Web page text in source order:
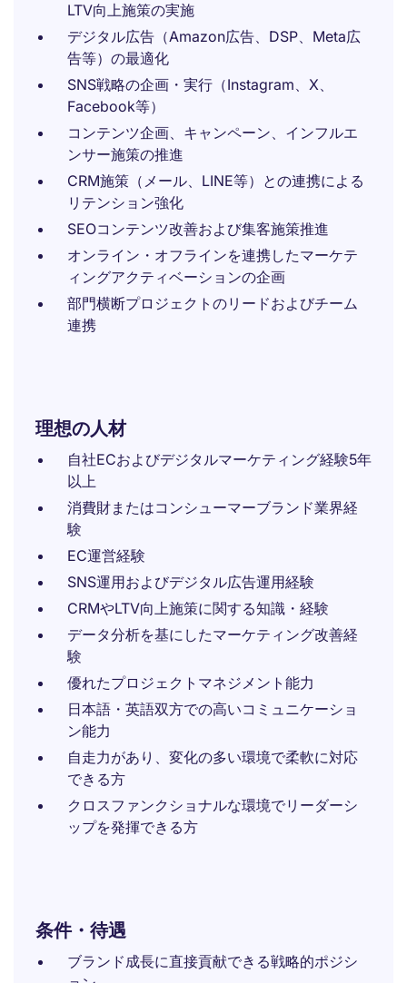
LTV向上施策の実施
デジタル広告（Amazon広告、DSP、Meta広
告等）の最適化
SNS戦略の企画・実行（Instagram、X、
Facebook等）
コンテンツ企画、キャンペーン、インフルエ
ンサー施策の推進
CRM施策（メール、LINE等）との連携による
リテンション強化
SEOコンテンツ改善および集客施策推進
オンライン・オフラインを連携したマーケテ
ィングアクティベーションの企画
部門横断プロジェクトのリードおよびチーム
連携
理想の人材
自社ECおよびデジタルマーケティング経験5年
以上
消費財またはコンシューマーブランド業界経
験
EC運営経験
SNS運用およびデジタル広告運用経験
CRMやLTV向上施策に関する知識・経験
データ分析を基にしたマーケティング改善経
験
優れたプロジェクトマネジメント能力
日本語・英語双方での高いコミュニケーショ
ン能力
自走力があり、変化の多い環境で柔軟に対応
できる方
クロスファンクショナルな環境でリーダーシ
ップを発揮できる方
条件・待遇
ブランド成長に直接貢献できる戦略的ポジシ